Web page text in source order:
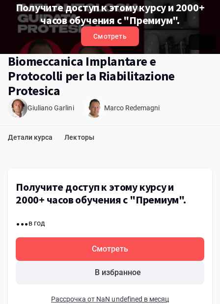
Получите доступ к этому курсу и 2000+
часов обучения с "Премиум".
Смотреть
Biomeccanica Implantare e
Protocolli per la Riabilitazione
Protesica
Giuliano Garlini Marco Redemagni
Детали курса Лекторы
Получите доступ к этому курсу и
2000+ часов обучения с "Премиум".
...в год
Смотреть
В избранное
Рассрочка от NaN undefined в месяц